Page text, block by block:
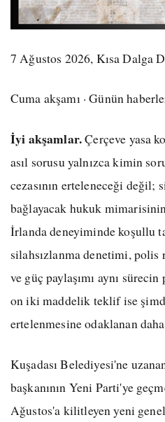
7 Ağustos 2026, Kısa Dalga
Cuma akşamı · Günün
İyi akşamlar.Çerçeve yasa
asıl sorusu yalnızca kimin
cezasının erteleneceği değil;
bağlayacak hukuk
İrlanda deneyiminde koşullu
silahsızlanma denetimi,
ve güç paylaşımı aynı
on iki maddelik teklif ise
ertelenmesine odaklanan
Kuşadası Belediyesi'ne
başkanının Yeni Parti'ye
Ağustos'a kilitleyen yeni